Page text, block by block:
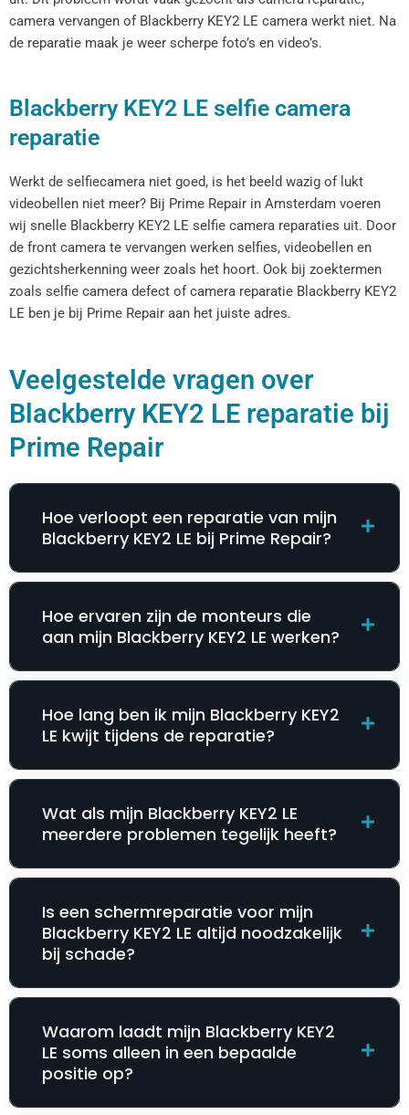
camera vervangen of Blackberry KEY2 LE camera werkt niet. Na
de reparatie maak je weer scherpe foto’s en video’s.
Blackberry KEY2 LE selfie camera
reparatie
Werkt de selfiecamera niet goed, is het beeld wazig of lukt
videobellen niet meer? Bij Prime Repair in Amsterdam voeren
wij snelle Blackberry KEY2 LE selfie camera reparaties uit. Door
de front camera te vervangen werken selfies, videobellen en
gezichtsherkenning weer zoals het hoort. Ook bij zoektermen
zoals selfie camera defect of camera reparatie Blackberry KEY2
LE ben je bij Prime Repair aan het juiste adres.
Veelgestelde vragen over
Blackberry KEY2 LE reparatie bij
Prime Repair
Hoe verloopt een reparatie van mijn
Blackberry KEY2 LE bij Prime Repair?
Hoe ervaren zijn de monteurs die
aan mijn Blackberry KEY2 LE werken?
Hoe lang ben ik mijn Blackberry KEY2
LE kwijt tijdens de reparatie?
Wat als mijn Blackberry KEY2 LE
meerdere problemen tegelijk heeft?
Is een schermreparatie voor mijn
Blackberry KEY2 LE altijd noodzakelijk
bij schade?
Waarom laadt mijn Blackberry KEY2
LE soms alleen in een bepaalde
positie op?